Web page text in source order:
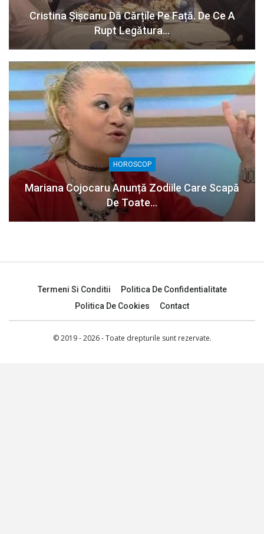
Cristina Șișcanu Dă Cărțile Pe Față. De Ce A
Rupt Legătura…
HOROSCOP
Mariana Cojocaru Anunță Zodiile Care Scapă
De Toate…
Termeni Si Conditii
Politica De Confidentialitate
Politica De Cookies
Contact
© 2019 - 2026 - Toate drepturile sunt rezervate.